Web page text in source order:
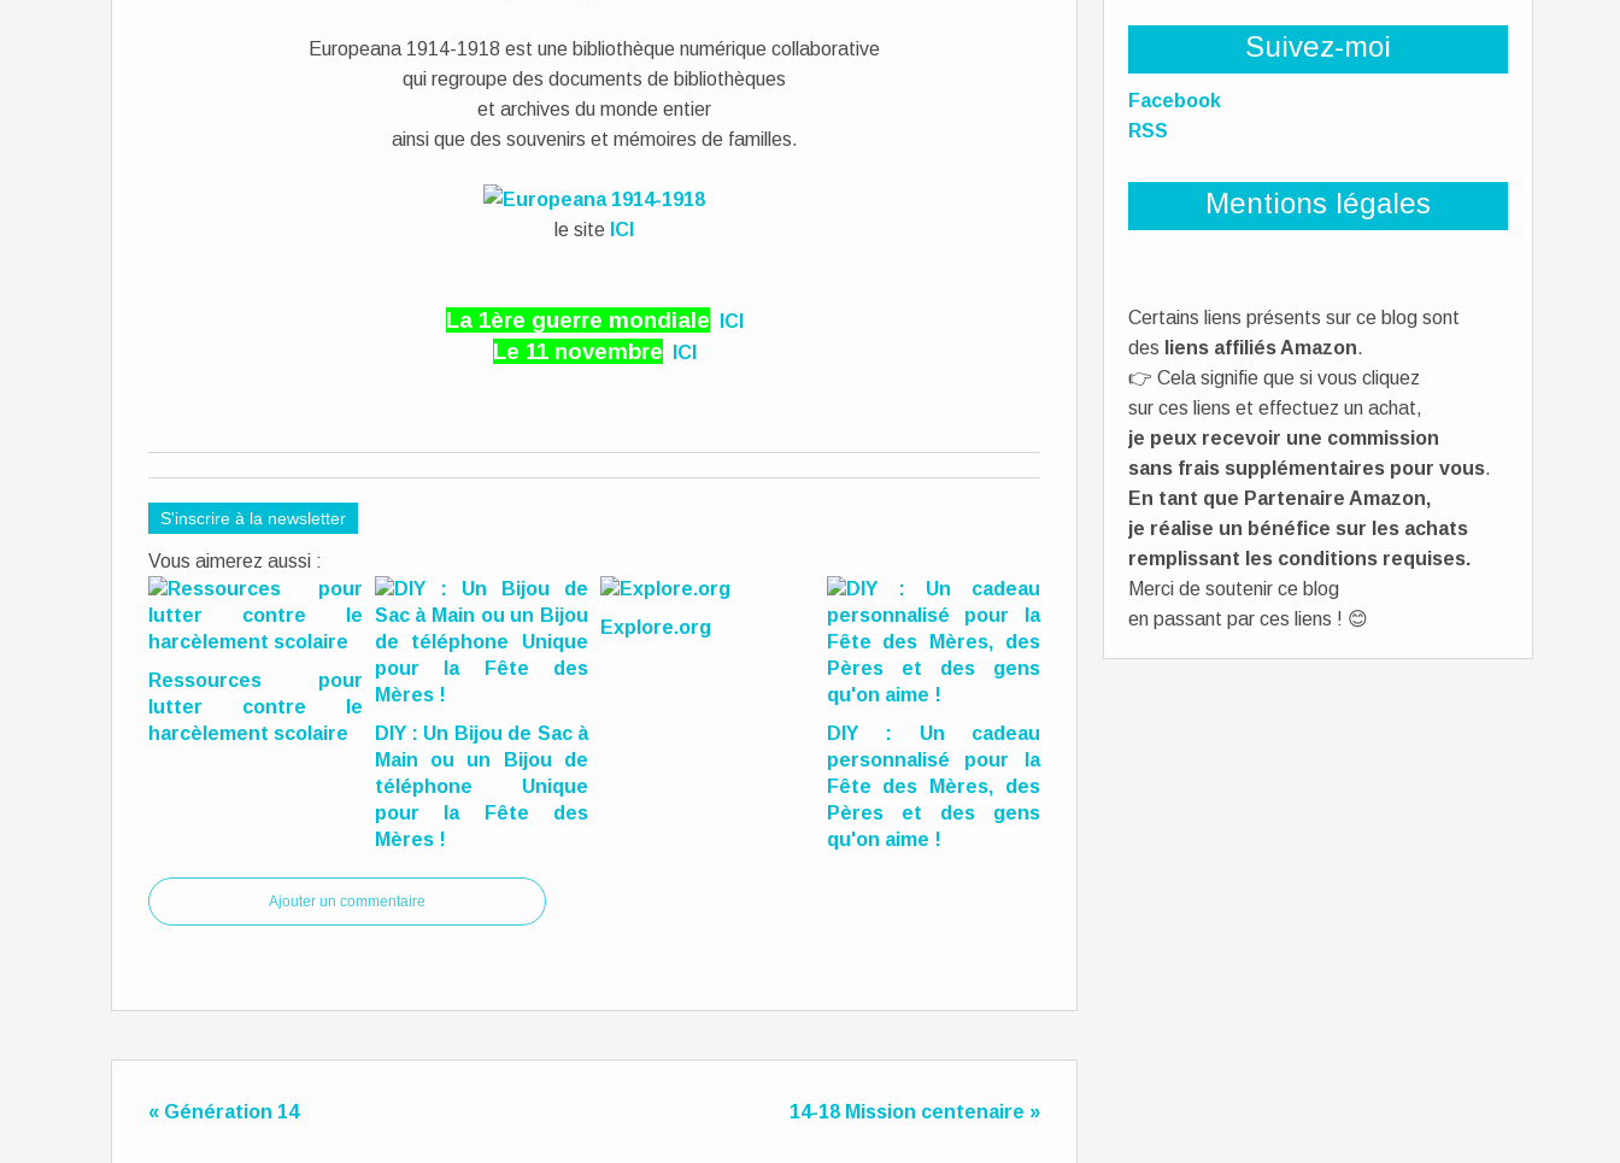
Suivez-moi
Facebook
RSS
Mentions légales
Certains liens présents sur ce blog sont
des liens affiliés Amazon.
👉 Cela signifie que si vous cliquez
sur ces liens et effectuez un achat,
je peux recevoir une commission
sans frais supplémentaires pour vous.
En tant que Partenaire Amazon,
je réalise un bénéfice sur les achats
remplissant les conditions requises.
Merci de soutenir ce blog
en passant par ces liens ! 😊
Europeana 1914-1918 est une bibliothèque numérique collaborative
qui regroupe des documents de bibliothèques
et archives du monde entier
ainsi que des souvenirs et mémoires de familles.
le site ICI
La 1ère guerre mondiale ICI
Le 11 novembre ICI
S'inscrire à la newsletter
Vous aimerez aussi :
Ressources pour
lutter contre le
harcèlement scolaire
DIY : Un Bijou de Sac à
Main ou un Bijou de
téléphone Unique
pour la Fête des
Mères !
Explore.org
DIY : Un cadeau
personnalisé pour la
Fête des Mères, des
Pères et des gens
qu'on aime !
Ajouter un commentaire
« Génération 14 14-18 Mission centenaire »